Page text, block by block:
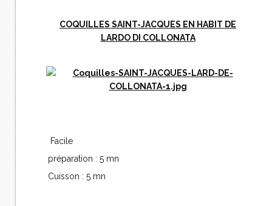
COQUILLES SAINT-JACQUES EN HABIT DE
LARDO DI COLLONATA
Facile
préparation : 5 mn
Cuisson : 5 mn